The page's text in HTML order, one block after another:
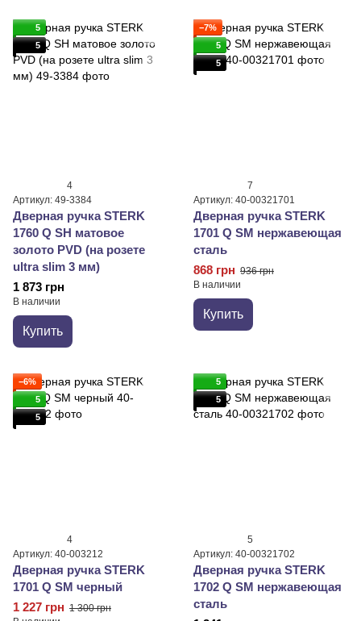
5
5
4
Артикул: 49-3384
Дверная ручка STERK
1760 Q SH матовое
золото PVD (на розете
ultra slim 3 мм)
1 873 грн
В наличии
Купить
−7%
5
5
7
Артикул: 40-00321701
Дверная ручка STERK
1701 Q SM нержавеющая
сталь
868 грн 936 грн
В наличии
Купить
−6%
5
5
4
Артикул: 40-003212
Дверная ручка STERK
1701 Q SM черный
1 227 грн 1 300 грн
5
5
5
Артикул: 40-00321702
Дверная ручка STERK
1702 Q SM нержавеющая
сталь